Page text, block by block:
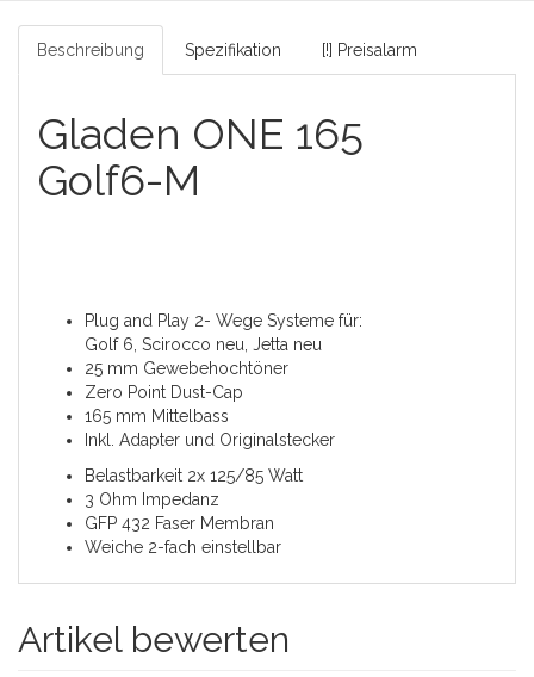
Beschreibung Spezifikation [!] Preisalarm
Gladen ONE 165
Golf6-M
Plug and Play 2- Wege Systeme für:
Golf 6, Scirocco neu, Jetta neu
25 mm Gewebehochtöner
Zero Point Dust-Cap
165 mm Mittelbass
Inkl. Adapter und Originalstecker
Belastbarkeit 2x 125/85 Watt
3 Ohm Impedanz
GFP 432 Faser Membran
Weiche 2-fach einstellbar
Artikel bewerten